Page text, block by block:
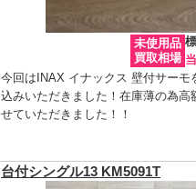
未使用品
買取相場
今回はINAX イナックス 壁付サーモ
込みいただきました！在庫薄の為高
せていただきました！！
台付シングル13 KM5091T